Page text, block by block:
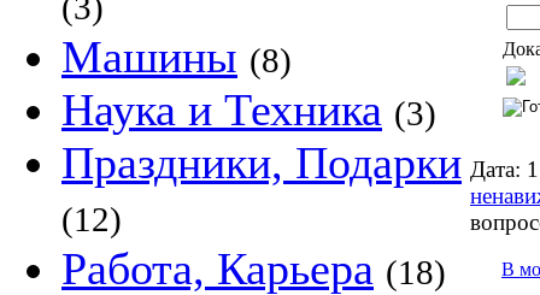
Машины (8)
Наука и Техника (3)
Праздники, Подарки
(12)
Работа, Карьера (18)
Дата:
В